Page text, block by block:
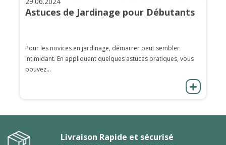
Astuces de Jardinage pour Débutants
Pour les novices en jardinage, démarrer peut sembler
intimidant. En appliquant quelques astuces pratiques, vous
pouvez...
Livraison Rapide et sécurisé